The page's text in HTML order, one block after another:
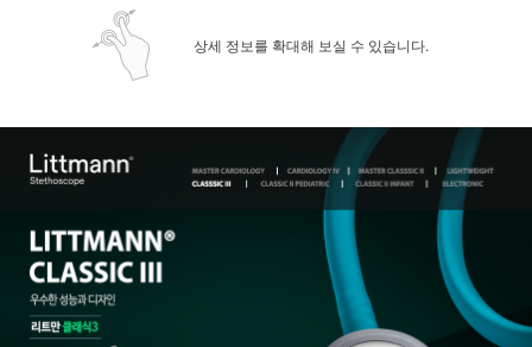
상세 정보를 확대해 보실 수 있습니다.